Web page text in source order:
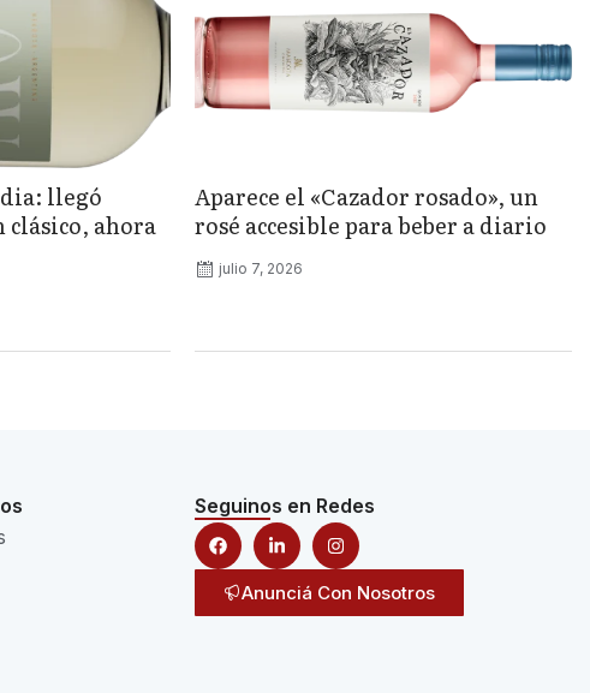
llegó
ahora
Aparece el «Cazador rosado», un
rosé accesible para beber a diario
julio 7, 2026
Seguinos en Redes
Anunciá Con Nosotros